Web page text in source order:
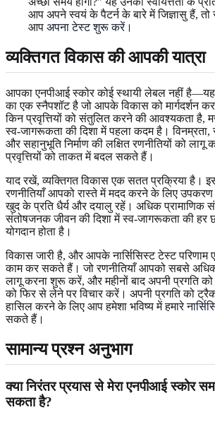
आप अपने स्वयं के पैटर्न के बारे में जिज्ञासु हैं,
आप अपना टेस्ट शुरू करें।
व्यक्तिगत विकास की आपकी यात्रा
आपका एनपीआई स्कोर कोई स्थायी लेबल नहीं है—यह
का एक स्नैपशॉट है जो आपके विकास को मार्गदर्शन
किन प्रवृत्तियों को संतुलित करने की आवश्यकता है,
स्व-जागरूकता की दिशा में पहला कदम है। विनम्रता,
और सहानुभूति निर्माण की लक्षित रणनीतियों को
प्रवृत्तियों को ताकत में बदल सकते हैं।
याद रखें, व्यक्तिगत विकास एक सतत प्रक्रिया है।
रणनीतियाँ आपको रास्ते में मदद करने के लिए
खुद के प्रति धैर्य और दयालु रहें। अधिक प्रामाणिक
संतोषजनक जीवन की दिशा में स्व-जागरूकता की हर
योगदान होता है।
विकास जारी है, और आपके नार्सिसिस्ट टेस्ट
काम कर सकते हैं। जो रणनीतियाँ आपको सबसे
लागू करना शुरू करें, और महीनों बाद अपनी प्रगति
को फिर से लेने पर विचार करें। अपनी प्रगति को
हासिल करने के लिए आप हमेशा भविष्य में हमारे
सकते हैं।
सामान्य प्रश्न अनुभाग
क्या निरंतर प्रयास से मेरा एनपीआई स्कोर
सकता है?